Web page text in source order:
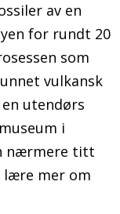
av en
for rundt 20
som
vulkansk
utendørs
i
nærmere titt
lære mer om